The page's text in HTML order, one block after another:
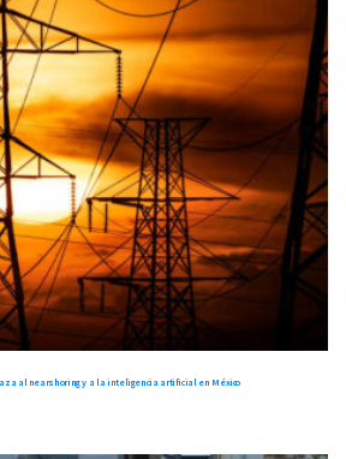
al nearshoring y a la inteligencia artificial en México